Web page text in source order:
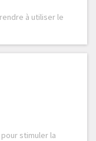
à utiliser le
stimuler la